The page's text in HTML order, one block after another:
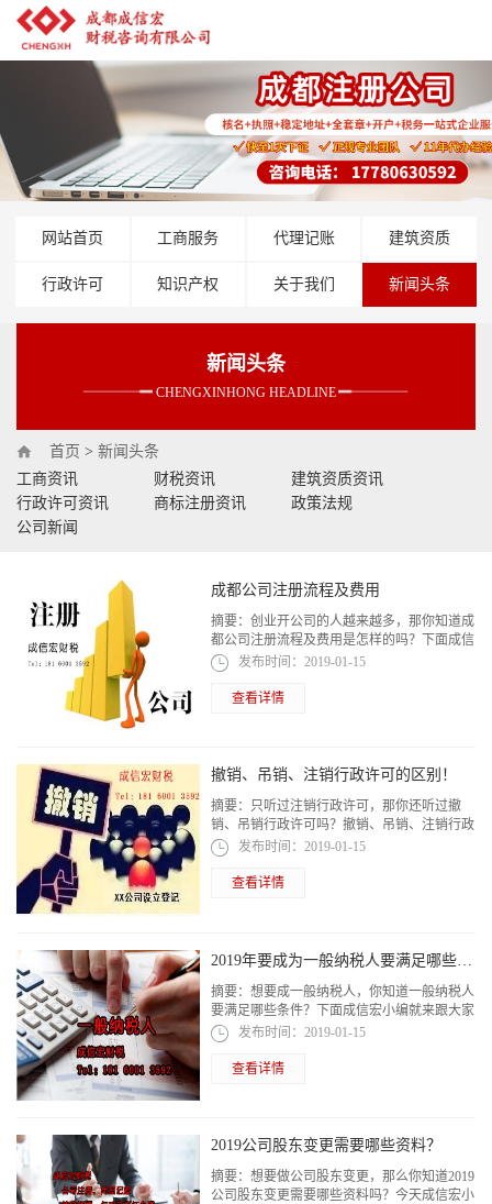
网站首页 工商服务 代理记账 建筑资质
行政许可 知识产权 关于我们 新闻头条
新闻头条
CHENGXINHONG HEADLINE
首页 > 新闻头条
工商资讯
财税资讯
建筑资质资讯
行政许可资讯
商标注册资讯
政策法规
公司新闻
成都公司注册流程及费用
摘要：创业开公司的人越来越多，那你知道成
都公司注册流程及费用是怎样的吗？下面成信
宏小编就为大家介绍一下！
发布时间：2019-01-15
查看详情
撤销、吊销、注销行政许可的区别！
摘要： 只听过注销行政许可，那你还听过撤
销、吊销行政许可吗？撤销、吊销、注销行政
许可的区别有哪些呢？今天成信宏小编就跟大
发布时间：2019-01-15
查看详情
摘要：想要成一般纳税人，你知道一般纳税人
要满足哪些条件？下面成信宏小编就来跟大家
聊一聊！2019年要成为一般纳税人要满足哪些
条件？
发布时间： 2019-01-15
查看详情
2019公司股东变更需要哪些资料？
摘要：想要做公司股东变更，那么你知道2019
公司股东变更需要哪些资料吗？今天成信宏小